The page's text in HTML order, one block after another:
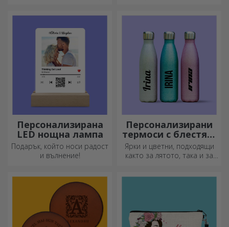
Персонализирана
LED нощна лампа
Подарък, който носи радост
и вълнение!
Персонализирани
термоси с блестящ
дизайн
Ярки и цветни, подходящи
както за лятото, така и за